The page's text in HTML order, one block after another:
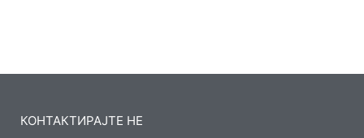
КОНТАКТИРАЈТЕ НЕ